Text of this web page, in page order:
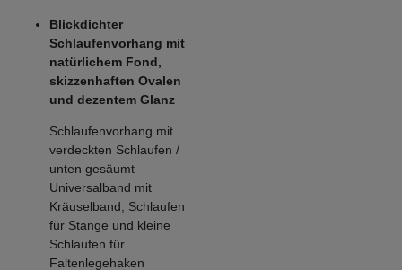
Blickdichter
Schlaufenvorhang mit
natürlichem Fond,
skizzenhaften Ovalen
und dezentem Glanz
Schlaufenvorhang mit
verdeckten Schlaufen /
unten gesäumt
Universalband mit
Kräuselband, Schlaufen
für Stange und kleine
Schlaufen für
Faltenlegehaken